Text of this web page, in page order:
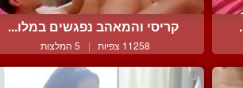
קריסי והמאהב נפגשים במלו...
11258 צפיות | 5 המלצות